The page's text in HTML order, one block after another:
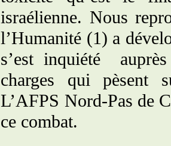
israélienne. Nous
l’Humanité (1) a
s’est inquiété
charges qui pèsent
L’AFPS Nord-Pas de
ce combat.